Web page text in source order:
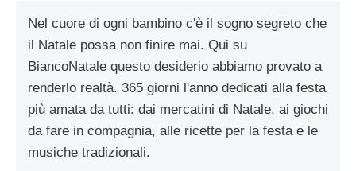
Nel cuore di ogni bambino c'è il sogno segreto che
il Natale possa non finire mai. Qui su
BiancoNatale questo desiderio abbiamo provato a
renderlo realtà. 365 giorni l'anno dedicati alla festa
più amata da tutti: dai mercatini di Natale, ai giochi
da fare in compagnia, alle ricette per la festa e le
musiche tradizionali.